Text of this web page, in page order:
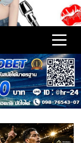
ป ดาวดัง
นาง
Vk สาว
เด็ด
onlyfans นางแบบ เน็ต
วมัม เซ็กซี่ ยั่วยวน ทั้งนั้น มี